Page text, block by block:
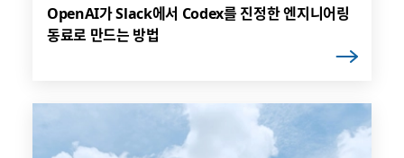
OpenAI가 Slack에서 Codex를 진정한 엔지니어링
동료로 만드는 방법